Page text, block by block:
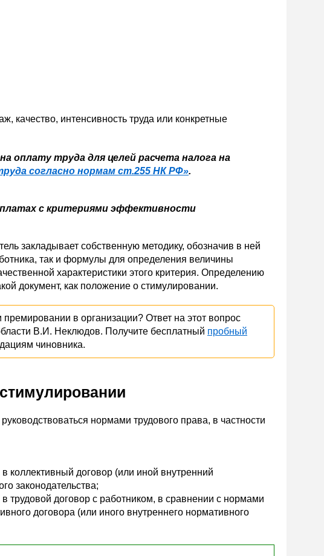
качество, интенсивность труда или конкретные
оплату труда для целей расчета налога на
согласно нормам ст.255 НК РФ».
закладывает собственную методику, обозначив в ней
так и формулы для определения величины
характеристики этого критерия. Определению
документ, как положение о стимулировании.
в организации? Ответ на этот вопрос
В.И. Неклюдов. Получите бесплатный пробный
чиновника.
нормами трудового права, в частности
коллективный договор (или иной внутренний
законодательства;
трудовой договор с работником, в сравнении с нормами
договора (или иного внутреннего нормативного